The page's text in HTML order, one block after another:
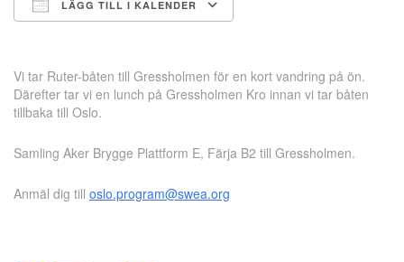
LÄGG TILL I KALENDER
Vi tar Ruter-båten till Gressholmen för en kort vandring på ön.
Därefter tar vi en lunch på Gressholmen Kro innan vi tar båten
tillbaka till Oslo.
Samling Aker Brygge Plattform E, Färja B2 till Gressholmen.
Anmäl dig till oslo.program@swea.org